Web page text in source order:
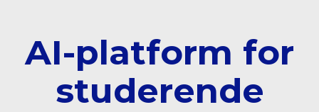
AI-platform for
studerende